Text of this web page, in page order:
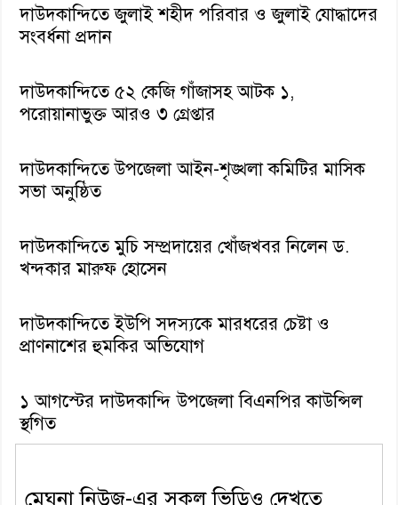
দাউদকান্দিতে জুলাই শহীদ পরিবার ও জুলাই যোদ্ধাদের
সংবর্ধনা প্রদান
দাউদকান্দিতে ৫২ কেজি গাঁজাসহ আটক ১,
পরোয়ানাভুক্ত আরও ৩ গ্রেপ্তার
দাউদকান্দিতে উপজেলা আইন-শৃঙ্খলা কমিটির মাসিক
সভা অনুষ্ঠিত
দাউদকান্দিতে মুচি সম্প্রদায়ের খোঁজখবর নিলেন ড.
খন্দকার মারুফ হোসেন
দাউদকান্দিতে ইউপি সদস্যকে মারধরের চেষ্টা ও
প্রাণনাশের হুমকির অভিযোগ
১ আগস্টের দাউদকান্দি উপজেলা বিএনপির কাউন্সিল
স্থগিত
মেঘনা নিউজ-এর সকল ভিডিও দেখতে